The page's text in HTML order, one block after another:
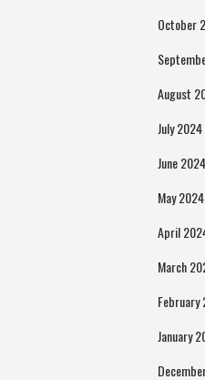
October
August
July 2024
June 2024
May 2024
April
March
February
January